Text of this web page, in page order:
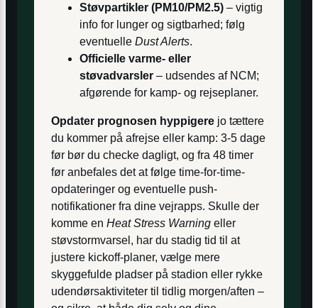
Støvpartikler (PM10/PM2.5) – vigtig
info for lunger og sigtbarhed; følg
eventuelle Dust Alerts.
Officielle varme- eller
støvadvarsler – udsendes af NCM;
afgørende for kamp- og rejseplaner.
Opdater prognosen hyppigere jo tættere
du kommer på afrejse eller kamp: 3-5 dage
før bør du checke dagligt, og fra 48 timer
før anbefales det at følge time-for-time-
opdateringer og eventuelle push-
notifikationer fra dine vejrapps. Skulle der
komme en Heat Stress Warning eller
støvstormvarsel, har du stadig tid til at
justere kickoff-planer, vælge mere
skyggefulde pladser på stadion eller rykke
udendørsaktiviteter til tidlig morgen/aften –